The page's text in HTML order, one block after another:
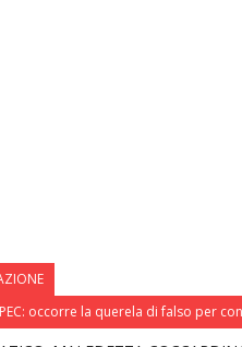
occorre la querela di falso per